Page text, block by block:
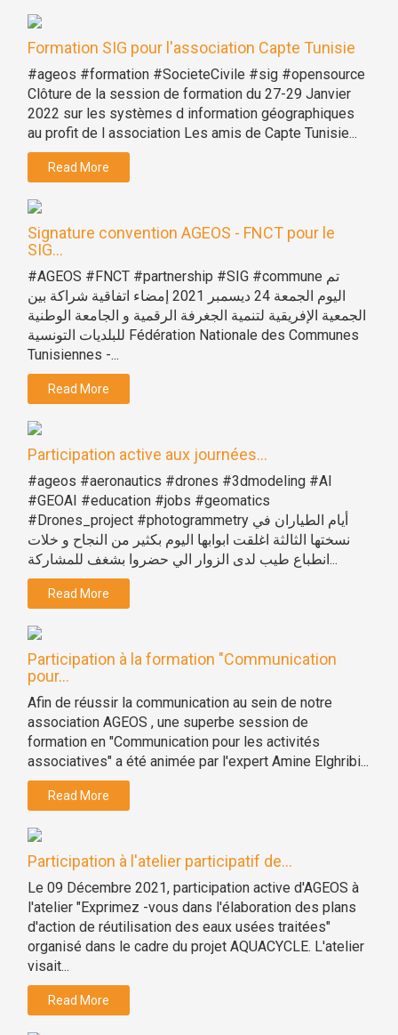
Formation SIG pour l'association Capte Tunisie
#ageos #formation #SocieteCivile #sig #opensource
Clôture de la session de formation du 27-29 Janvier
2022 sur les systèmes d information géographiques
au profit de l association Les amis de Capte Tunisie...
Read More
Signature convention AGEOS - FNCT pour le
SIG...
#AGEOS #FNCT #partnership #SIG #commune تم
اليوم الجمعة 24 ديسمبر 2021 إمضاء اتفاقية شراكة بين
الجمعية الإفريقية لتنمية الجغرفة الرقمية و الجامعة الوطنية
للبلديات التونسية Fédération Nationale des Communes
Tunisiennes -...
Read More
Participation active aux journées...
#ageos #aeronautics #drones #3dmodeling #AI
#GEOAI #education #jobs #geomatics
#Drones_project #photogrammetry أيام الطياران في
نسختها الثالثة اغلقت ابوابها اليوم بكثير من النجاح و خلات
انطباع طيب لدى الزوار الي حضروا بشغف للمشاركة...
Read More
Participation à la formation "Communication
pour...
Afin de réussir la communication au sein de notre
association AGEOS , une superbe session de
formation en "Communication pour les activités
associatives" a été animée par l'expert Amine Elghribi...
Read More
Participation à l'atelier participatif de...
Le 09 Décembre 2021, participation active d'AGEOS à
l'atelier "Exprimez -vous dans l'élaboration des plans
d'action de réutilisation des eaux usées traitées"
organisé dans le cadre du projet AQUACYCLE. L'atelier
visait...
Read More